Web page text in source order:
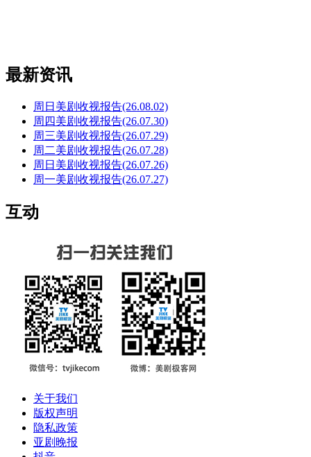
最新资讯
周日美剧收视报告(26.08.02)
周四美剧收视报告(26.07.30)
周三美剧收视报告(26.07.29)
周二美剧收视报告(26.07.28)
周日美剧收视报告(26.07.26)
周一美剧收视报告(26.07.27)
互动
关于我们
版权声明
隐私政策
亚剧晚报